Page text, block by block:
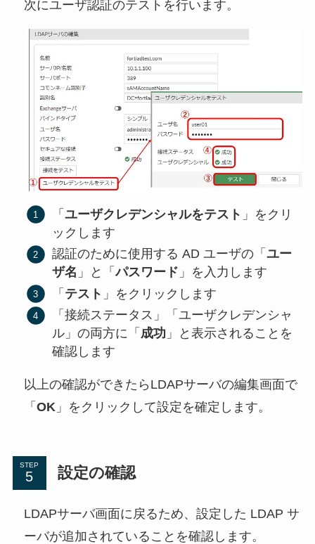
次にユーザ認証のテストを行います。
「ユーザクレデンシャルをテスト 」をクリ
ックします
認証のために使用する AD ユーザの「ユー
ザ名 」と「パスワード 」を入力します
「 テスト 」をクリックします
「接続ステータス」「ユーザクレデンシャ
ル」の両方に「 成功 」と表示されることを
確認します
以上の確認ができたらLDAPサーバの編集画面で
「 OK」をクリックして設定を確定します。
STEP 設定の確認
LDAPサーバ画面に戻るため、設定した LDAP サ
ーバが追加されていることを確認します。